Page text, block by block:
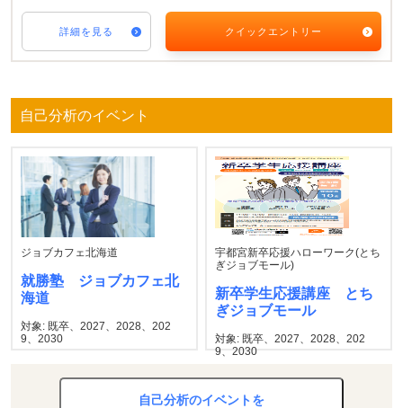
詳細を見る クイックエントリー
自己分析のイベント
ジョブカフェ北海道
就勝塾 ジョブカフェ北
海道
対象: 既卒、2027、2028、202
9、2030
宇都宮新卒応援ハローワーク(とち
ぎジョブモール)
新卒学生応援講座 とち
ぎジョブモール
対象: 既卒、2027、2028、202
9、2030
自己分析のイベントを